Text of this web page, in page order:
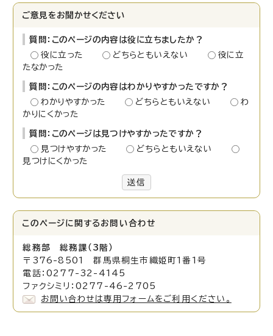
ご意見をお聞かせください
質問：このページの内容は役に立ちましたか？
役に立った
どちらともいえない
役に立
たなかった
質問：このページの内容はわかりやすかったですか？
わかりやすかった
どちらともいえない
わ
かりにくかった
質問：このページは見つけやすかったですか？
見つけやすかった
どちらともいえない
見つけにくかった
送信
このページに関する お問い合わせ
総務部 総務課（3階）
〒376-8501 群馬県桐生市織姫町1番1号
電話：0277-32-4145
ファクシミリ：0277-46-2705
お問い合わせは専用フォームをご利用ください。